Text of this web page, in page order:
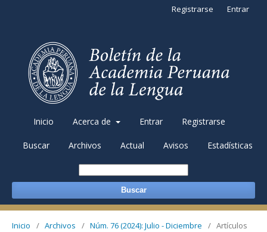
Inicio Acerca de Entrar Registrarse
Buscar Archivos Actual Avisos Estadísticas
Buscar
Registrarse Entrar
Inicio / Archivos / Núm. 76 (2024): Julio - Diciembre / Artículos